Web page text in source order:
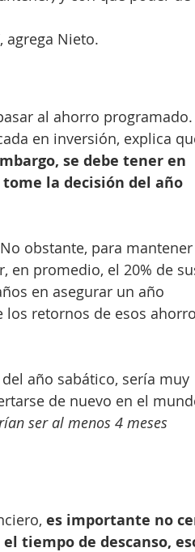
agrega Nieto.
al ahorro programado.
en inversión, explica
se debe tener en
la decisión del año
obstante, para mantener
en promedio, el 20% de
en asegurar un año
retornos de esos
año sabático, sería muy
de nuevo en el
ser al menos 4 meses
es importante no
tiempo de descanso,